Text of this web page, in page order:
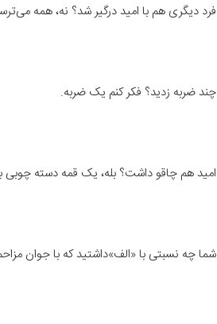
فرد دیگری هم با امید درگیر شد؟ نه، همه
چند ضربه زدید؟ فکر کنم یک ضربه.
امید هم چاقو داشت؟ بله، یک قمه دسته چوبی
شما چه نسبتی با «الف»داشتید که با جوان